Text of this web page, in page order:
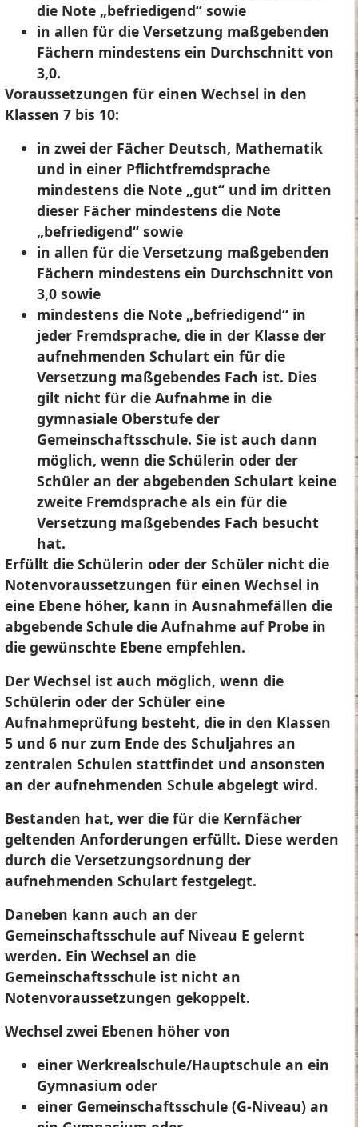
die Note „befriedigend“ sowie
in allen für die Versetzung maßgebenden
Fächern mindestens ein Durchschnitt von
3,0.
Voraussetzungen für einen Wechsel in den
Klassen 7 bis 10:
in zwei der Fächer Deutsch, Mathematik
und in einer Pflichtfremdsprache
mindestens die Note „gut“ und im dritten
dieser Fächer mindestens die Note
„befriedigend“ sowie
in allen für die Versetzung maßgebenden
Fächern mindestens ein Durchschnitt von
3,0 sowie
mindestens die Note „befriedigend“ in
jeder Fremdsprache, die in der Klasse der
aufnehmenden Schulart ein für die
Versetzung maßgebendes Fach ist. Dies
gilt nicht für die Aufnahme in die
gymnasiale Oberstufe der
Gemeinschaftsschule. Sie ist auch dann
möglich, wenn die Schülerin oder der
Schüler an der abgebenden Schulart keine
zweite Fremdsprache als ein für die
Versetzung maßgebendes Fach besucht
hat.
Erfüllt die Schülerin oder der Schüler nicht die
Notenvoraussetzungen für einen Wechsel in
eine Ebene höher, kann in Ausnahmefällen die
abgebende Schule die Aufnahme auf Probe in
die gewünschte Ebene empfehlen.
Der Wechsel ist auch möglich, wenn die
Schülerin oder der Schüler eine
Aufnahmeprüfung besteht, die in den Klassen
5 und 6 nur zum Ende des Schuljahres an
zentralen Schulen stattfindet und ansonsten
an der aufnehmenden Schule abgelegt wird.
Bestanden hat, wer die für die Kernfächer
geltenden Anforderungen erfüllt. Diese werden
durch die Versetzungsordnung der
aufnehmenden Schulart festgelegt.
Daneben kann auch an der
Gemeinschaftsschule auf Niveau E gelernt
werden. Ein Wechsel an die
Gemeinschaftsschule ist nicht an
Notenvoraussetzungen gekoppelt.
Wechsel zwei Ebenen höher von
einer Werkrealschule/Hauptschule an ein
Gymnasium oder
einer Gemeinschaftsschule (G-Niveau) an